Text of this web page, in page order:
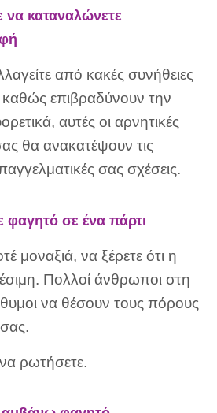
να καταναλώνετε
από κακές συνήθειες
καθώς επιβραδύνουν την
αυτές οι αρνητικές
θα ανακατέψουν τις
σας σχέσεις.
φαγητό σε ένα πάρτι
μοναξιά, να ξέρετε ότι η
Πολλοί άνθρωποι στη
να θέσουν τους πόρους
ρωτήσετε.